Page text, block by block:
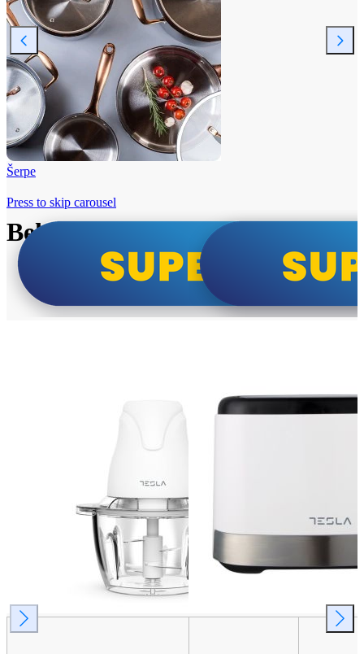
Šerpe
Beko i Tesla super cene
Press to skip carousel